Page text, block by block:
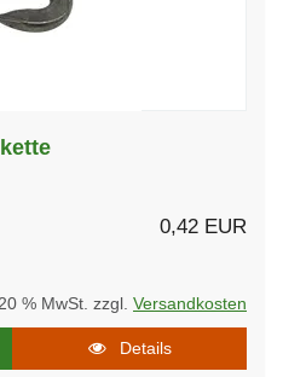
0,42 EUR
% MwSt. zzgl. Versandkosten
Details